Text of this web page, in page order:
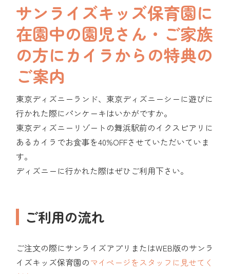
サンライズキッズ保育園に
在園中の園児さん・ご家族
の方にカイラからの特典の
ご案内
東京ディズニーランド、東京ディズニーシーに遊びに
行かれた際にパンケーキはいかがですか。
東京ディズニーリゾートの舞浜駅前のイクスピアリに
あるカイラでお食事を40%OFFさせていただいていま
す。
ディズニーに行かれた際はぜひご利用下さい。
ご利用の流れ
ご注文の際にサンライズアプリまたはWEB版のサンラ
イズキッズ保育園のマイページをスタッフに見せてく